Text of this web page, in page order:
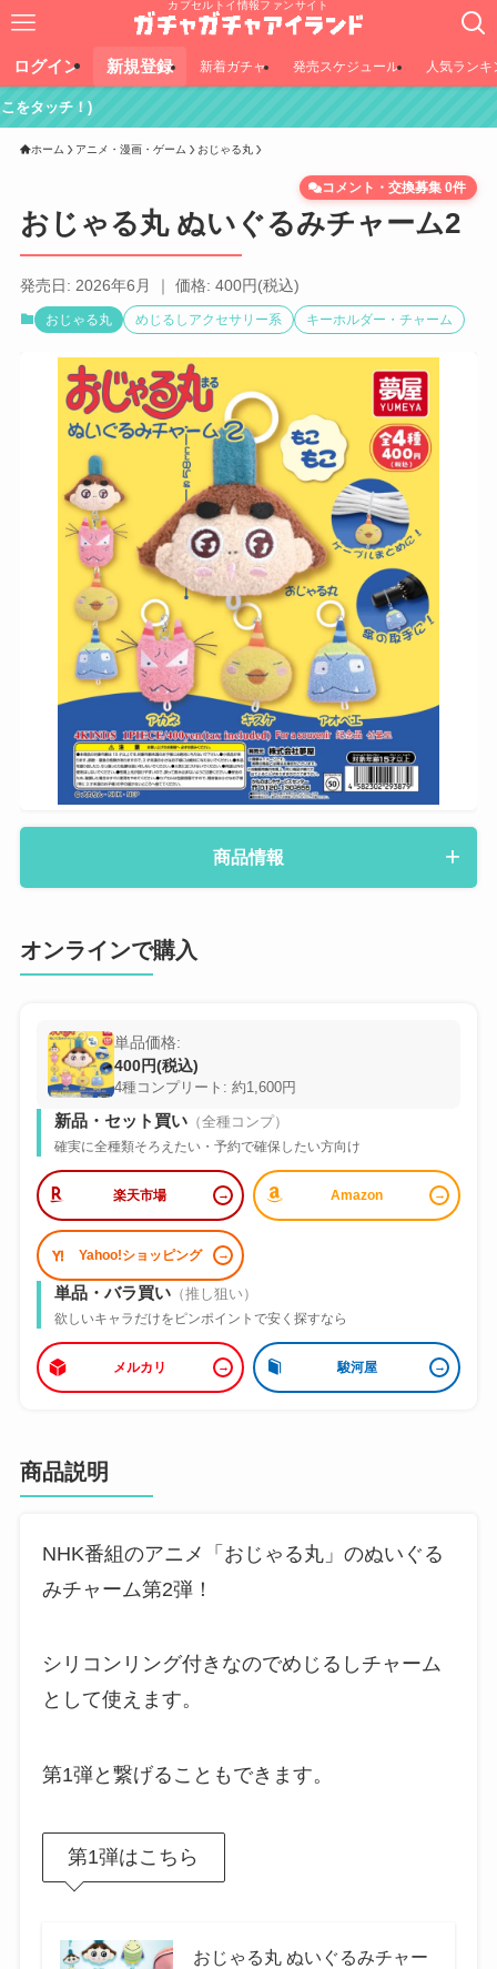
カプセルトイ情報ファンサイト
ログイン 新規登録 新着ガチャ 発売スケジュール 人気ランキ
ホーム アニメ・漫画・ゲーム おじゃる丸
おじゃる丸 ぬいぐるみチャーム2
コメント・交換募集 0件
発売日: 2026年6月 ｜ 価格: 400円(税込)
おじゃる丸 めじるしアクセサリー系 キーホルダー・チャーム
商品情報
オンラインで購入
単品価格:
400円(税込)
4種コンプリート: 約1,600円
新品・セット買い（全種コンプ）
確実に全種類そろえたい・予約で確保したい方向け
楽天市場 Amazon
Yahoo!ショッピング
単品・バラ買い（推し狙い）
欲しいキャラだけをピンポイントで安く探すなら
メルカリ 駿河屋
商品説明
NHK番組のアニメ「おじゃる丸」のぬいぐる
みチャーム第2弾！
シリコンリング付きなのでめじるしチャーム
として使えます。
第1弾と繋げることもできます。
第1弾はこちら
おじゃる丸 ぬいぐるみチャー